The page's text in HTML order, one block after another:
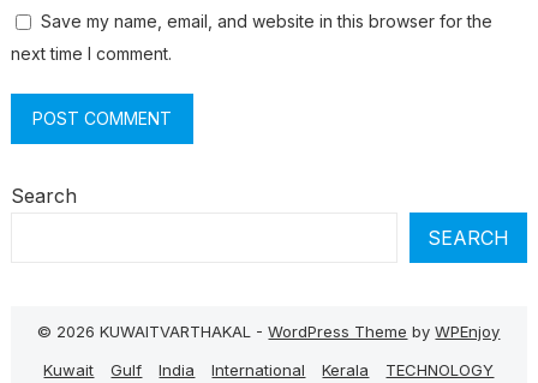
Save my name, email, and website in this browser for the
next time I comment.
Search
SEARCH
© 2026 KUWAITVARTHAKAL -WordPress Theme byWPEnjoy
Kuwait
Gulf India International Kerala TECHNOLOGY